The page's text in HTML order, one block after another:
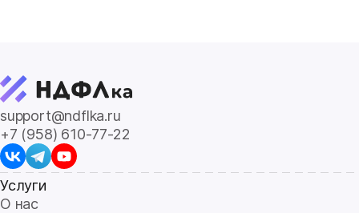
support@ndflka.ru
+7 (958) 610-77-22
Услуги
О нас